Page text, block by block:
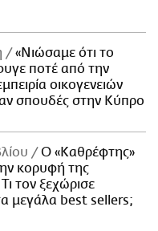
«Νιώσαμε ότι το
ποτέ από την
οικογενειών
σπουδές στην Κύπρο
Ο «Καθρέφτης»
κορυφή της
τον ξεχώρισε
μεγάλα best sellers;